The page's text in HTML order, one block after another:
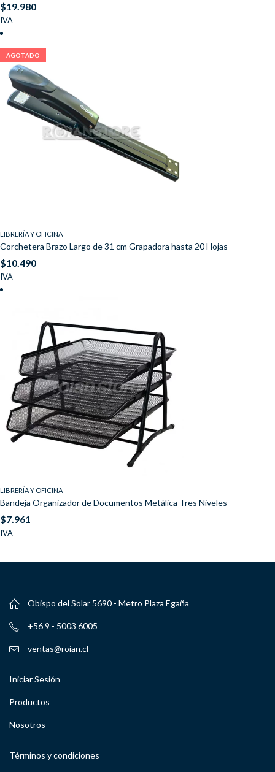
$19.980
IVA
AGOTADO
LIBRERÍA Y OFICINA
Corchetera Brazo Largo de 31 cm Grapadora hasta 20 Hojas
$10.490
IVA
LIBRERÍA Y OFICINA
Bandeja Organizador de Documentos Metálica Tres Niveles
$7.961
IVA
Obispo del Solar 5690 - Metro Plaza Egaña
+56 9 - 5003 6005
ventas@roian.cl
Iniciar Sesión
Productos
Nosotros
Términos y condiciones